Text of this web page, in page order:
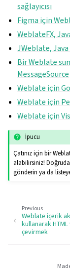
sağlayıcısı
Figma için
WeblateFX,
JWeblate,
Bir Weblate
MessageSource
Weblate için
Weblate için
Weblate için
İpucu
Çatınız için bir
alabilirsiniz!
gönderin ya da
Previous
Weblate içerik
kullanarak
çevirmek